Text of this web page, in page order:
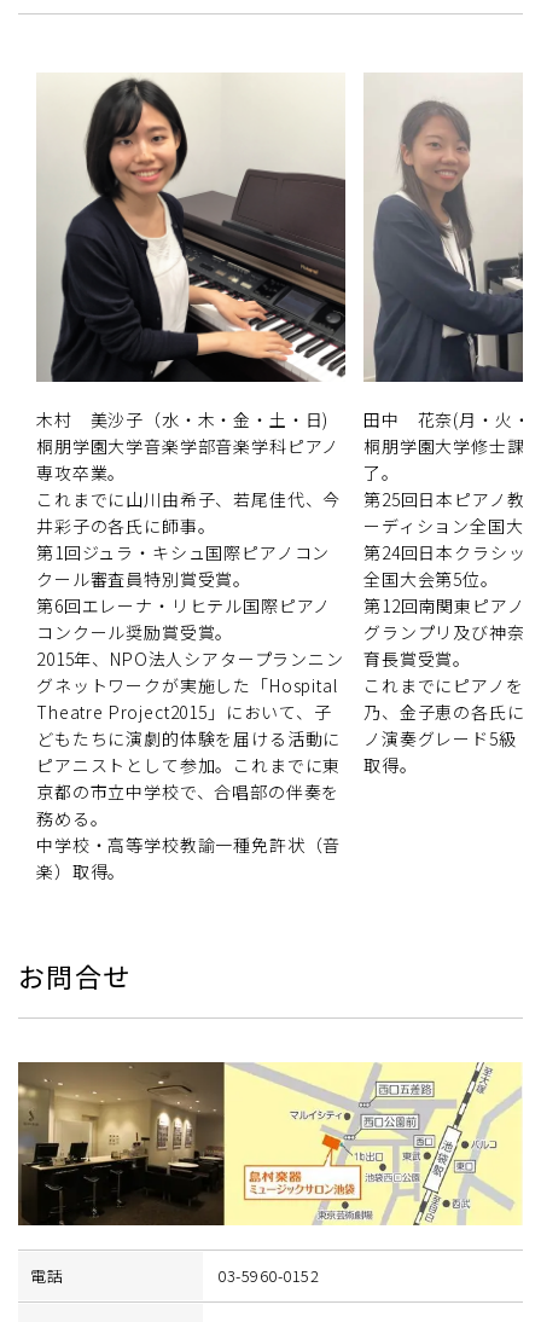
木村 美沙子（水・木・金・土・日)
桐朋学園大学音楽学部音楽学科ピアノ
専攻卒業。
これまでに山川由希子、若尾佳代、今
井彩子の各氏に師事。
第1回ジュラ・キシュ国際ピアノコン
クール審査員特別賞受賞。
第6回エレーナ・リヒテル国際ピアノ
コンクール奨励賞受賞。
2015年、NPO法人シアタープランニン
グネットワークが実施した「Hospital
Theatre Project2015」において、子
どもたちに演劇的体験を届ける活動に
ピアニストとして参加。これまでに東
京都の市立中学校で、合唱部の伴奏を
務める。
中学校・高等学校教諭一種免許状（音
楽）取得。
田中 花奈(月・火・
桐朋学園大学修士課
了。
第25回日本ピアノ教
ーディション全国大
第24回日本クラシッ
全国大会第5位。
第12回南関東ピアノ
グランプリ及び神奈
育長賞受賞。
これまでにピアノを
乃、金子恵の各氏に
ノ演奏グレード5級
取得。
お問合せ
電話 03-5960-0152